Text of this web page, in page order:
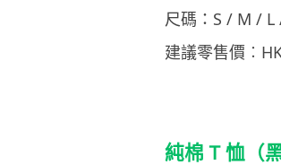
尺碼：S / M / L
建議零售價
純棉 T 恤（